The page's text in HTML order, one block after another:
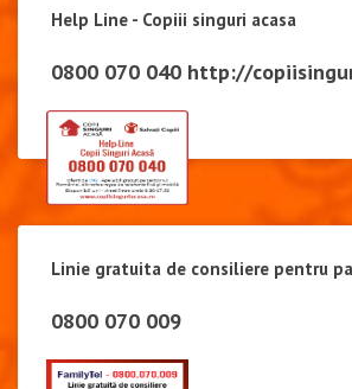
Help Line - Copiii singuri acasa
0800 070 040 http://
Linie gratuita de consiliere pentru
0800 070 009